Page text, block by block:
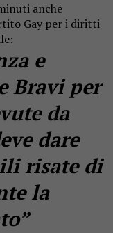
anche
Gay per i diritti
e
Bravi per
da
dare
risate di
la